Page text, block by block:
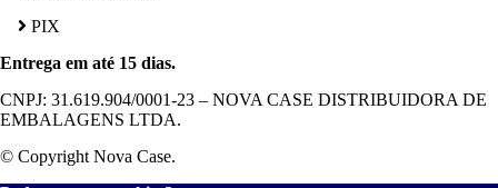
PIX
Entrega em até 15 dias.
CNPJ: 31.619.904/0001-23 – NOVA CASE DISTRIBUIDORA DE
EMBALAGENS LTDA.
© Copyright Nova Case.